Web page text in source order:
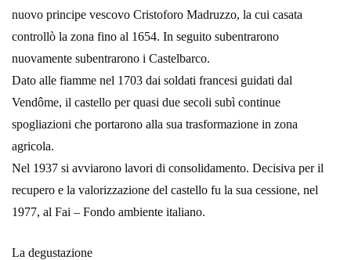
nuovo principe vescovo Cristoforo Madruzzo, la cui casata
controllò la zona fino al 1654. In seguito subentrarono
nuovamente subentrarono i Castelbarco.
Dato alle fiamme nel 1703 dai soldati francesi guidati dal
Vendôme, il castello per quasi due secoli subì continue
spogliazioni che portarono alla sua trasformazione in zona
agricola.
Nel 1937 si avviarono lavori di consolidamento. Decisiva per il
recupero e la valorizzazione del castello fu la sua cessione, nel
1977, al Fai – Fondo ambiente italiano.
La degustazione